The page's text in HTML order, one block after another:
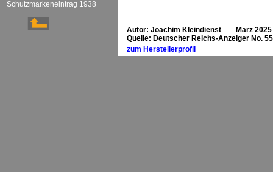
Schutzmarkeneintrag 1938
Autor: Joachim Kleindienst März 2025
Quelle: Deutscher Reichs-Anzeiger No.
zum Herstellerprofil